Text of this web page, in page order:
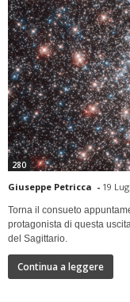
280
Giuseppe Petricca - 19
Torna il consueto
protagonista di questa
del Sagittario.
Continua a leggere